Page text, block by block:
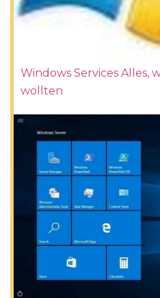
Windows Services Alles,
wollten